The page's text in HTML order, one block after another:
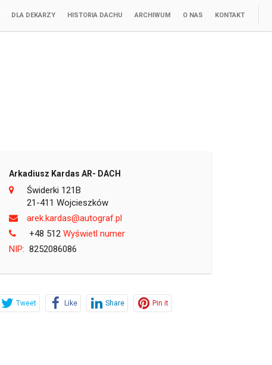
DLA DEKARZY HISTORIA DACHU ARCHIWUM O NAS KONTAKT
Arkadiusz Kardas AR- DACH
Świderki 121B
21-411 Wojcieszków
lp.fargotua@sadrak.kera
+48 512 Wyświetl numer
NIP: 8252086086
Tweet Like Share Pin it